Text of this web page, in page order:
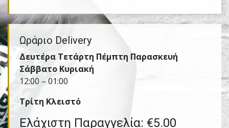
Ωράριο Delivery
Δευτέρα Τετάρτη Πέμπτη Παρασκευή
Σάββατο Κυριακή
12:00 – 01:00
Τρίτη Kλειστό
Ελάχιστη Παραγγελία: €5.00